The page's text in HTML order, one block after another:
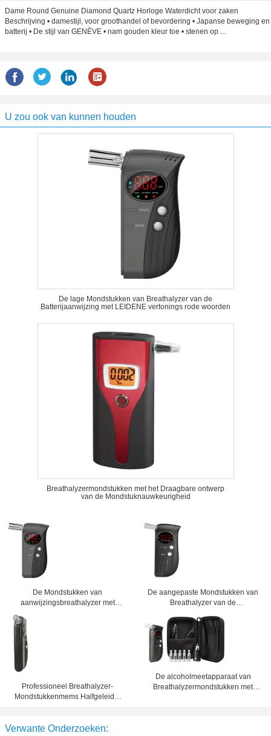
Dame Round Genuine Diamond Quartz Horloge Waterdicht voor zaken
Beschrijving • damestijl, voor groothandel of bevordering • Japanse beweging en
batterij • De stijl van GENÈVE • nam gouden kleur toe • stenen op ...
U zou ook van kunnen houden
De lage Mondstukken van Breathalyzer van de
Batterijaanwijzing met LEIDENE vertonings rode woorden
Breathalyzermondstukken met het Draagbare ontwerp
van de Mondstuknauwkeurigheid
De Mondstukken van
aanwijzingsbreathalyzer met
LEIDENE vertonings rode woorden
De aangepaste Mondstukken van
Breathalyzer van de
Halfgeleider
Professioneel Breathalyzer-
Mondstukkenmems Halfgeleider
De alcoholmeetapparaat van
Breathalyzermondstukken met
Verwante Onderzoeken: